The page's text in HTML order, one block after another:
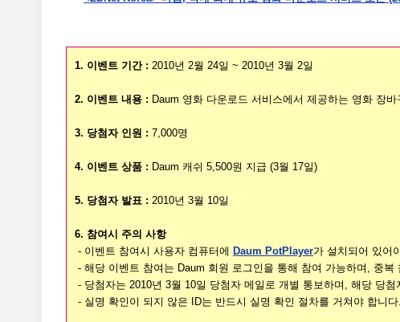
1. 이벤트 기간 : 2010년 2월 24일 ~ 2010년 3월 2일
2. 이벤트 내용 : Daum 영화 다운로드 서비스에서 제공하는 영화 장바
3. 당첨자 인원 : 7,000명
4. 이벤트 상품 : Daum 캐쉬 5,500원 지급 (3월 17일)
5. 당첨자 발표 : 2010년 3월 10일
6. 참여시 주의 사항
- 이벤트 참여시 사용자 컴퓨터에 Daum PotPlayer가 설치되어 있어
- 해당 이벤트 참여는 Daum 회원 로그인을 통해 참여 가능하며, 중복
- 당첨자는 2010년 3월 10일 당첨자 메일로 개별 통보하며, 해당 당
- 실명 확인이 되지 않은 ID는 반드시 실명 확인 절차를 거쳐야 합니다.